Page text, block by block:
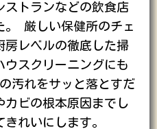
ストランなどの飲食店
。 厳しい保健所のチェ
房レベルの徹底した掃
ウスクリーニングにも
汚れをサッと落とすだ
カビの根本原因までし
れいにします。